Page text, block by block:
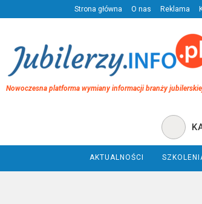
Strona główna O nas Reklama
Nowoczesna platforma wymiany informacji branży
AKTUALNOŚCI